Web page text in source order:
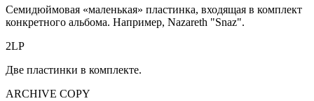
Семидюймовая «маленькая» пластинка, входящая в комплект
конкретного альбома. Например, Nazareth "Snaz".
2LP
Две пластинки в комплекте.
ARCHIVE COPY